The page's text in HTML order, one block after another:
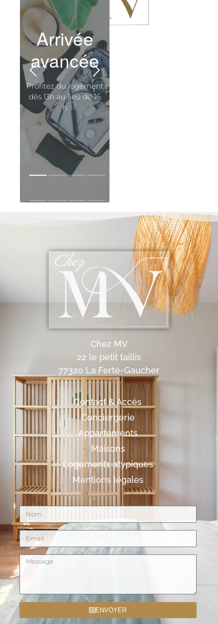
Arrivée
avancée
Profitez du logement
dès 13h au lieu de 16
h
Chez MV
22 le petit taillis
77320 La Ferté-Gaucher
Contact & Accès
Conciergerie
Appartements
Maisons
Logements atypiques
Mentions légales
ENVOYER